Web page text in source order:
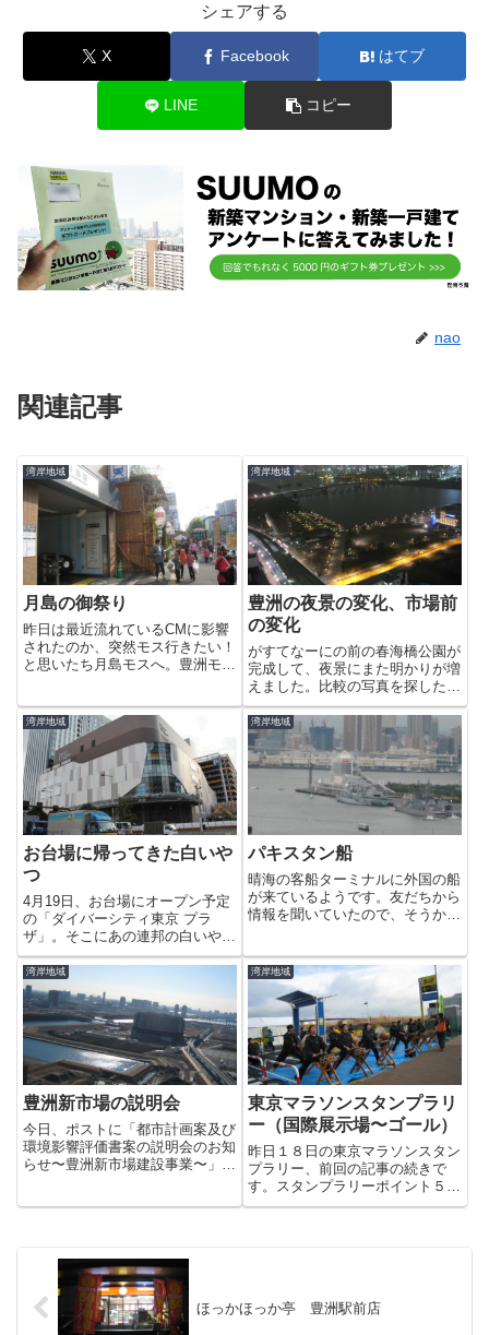
シェアする
X Facebook はてブ
LINE コピー
nao
関連記事
湾岸地域
月島の御祭り
昨日は最近流れているCMに影響
されたのか、突然モス行きたい！
と思いたち月島モスへ。豊洲モス
お祭りの真っ最中。沢山の人達が
お祭りに参加して賑やかなこと！
お隣の街なのに豊洲とは随分風
情...
湾岸地域
豊洲の夜景の変化、市場前
の変化
がすてなーにの前の春海橋公園が
完成して、夜景にまた明かりが増
えました。比較の写真を探したの
ですが、案外と良いものがないで
す＾＾；下は今年１月２９日に撮
った写真ですが、公園部分の変化
がわかるでしょうか？こちらは市
場前です。いつもカルガモやオ
ナ...
湾岸地域
お台場に帰ってきた白いや
つ
4月19日、お台場にオープン予定
の「ダイバーシティ東京 プラ
ザ」。そこにあの連邦の白いやつ
が（↓）帰ってきました！そうで
す、2009年夏にわずか52日間で
約415万人を動員した1/1ガンダ
ム。これだけの集客力があるのに
撤去するのはもったいな...
湾岸地域
パキスタン船
晴海の客船ターミナルに外国の船
が来ているようです。友だちから
情報を聞いていたので、そうか
ためいているのが見えました。夕
方の晴海方面です。船に灯りがと
もっているのが見えます。すっか
り...
湾岸地域
豊洲新市場の説明会
今日、ポストに「都市計画案及び
環境影響評価書案の説明会のお知
らせ〜豊洲新市場建設事業〜」と
湾岸地域
東京マラソンスタンプラリ
ー（国際展示場〜ゴール）
昨日１８日の東京マラソンスタン
プラリー、前回の記事の続きで
す。スタンプラリーポイント５に
着きました。手前では都立江北高
ほっかほっか亭 豊洲駅前店